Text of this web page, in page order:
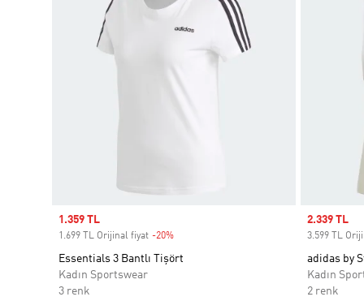
Sale price
1.359 TL
1.699 TL Orijinal fiyat -20%
Essentials 3 Bantlı Tişört
Kadın Sportswear
3 renk
Sale price
2.339 TL
3.599 TL
adidas by
Kadın
2 renk